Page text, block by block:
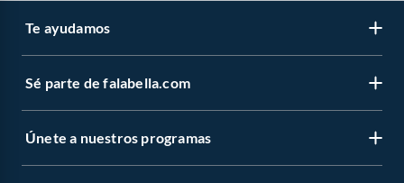
Te ayudamos
Sé parte de falabella.com
Únete a nuestros programas